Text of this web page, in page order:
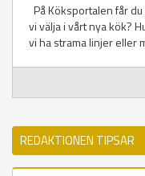
På Köksportalen får
vi välja i vårt nya kök?
vi ha strama linjer eller
REDAKTIONEN TIPSAR